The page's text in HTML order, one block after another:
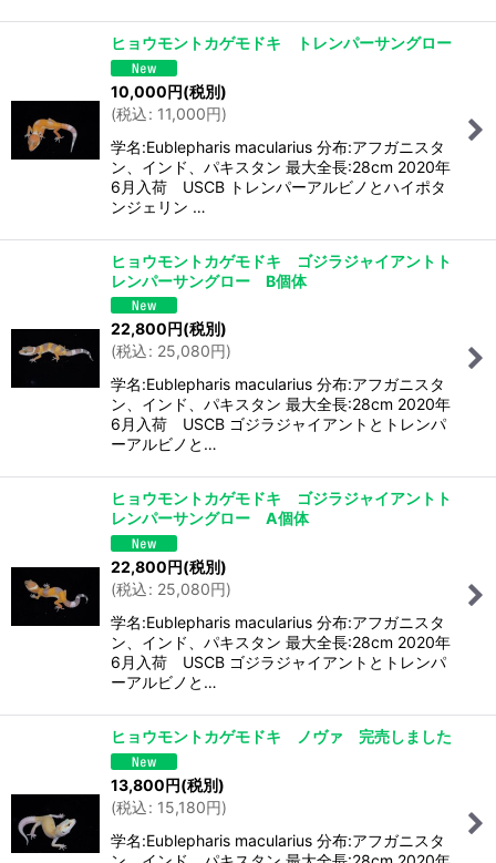
ヒョウモントカゲモドキ トレンパーサングロー
10,000円(税別)
(税込: 11,000円)
学名:Eublepharis macularius 分布:アフガニスタ
ン、インド、パキスタン 最大全長:28cm 2020年
6月入荷 USCB トレンパーアルビノとハイポタ
ンジェリン …
ヒョウモントカゲモドキ ゴジラジャイアントト
レンパーサングロー B個体
22,800円(税別)
(税込: 25,080円)
学名:Eublepharis macularius 分布:アフガニスタ
ン、インド、パキスタン 最大全長:28cm 2020年
6月入荷 USCB ゴジラジャイアントとトレンパ
ーアルビノと…
ヒョウモントカゲモドキ ゴジラジャイアントト
レンパーサングロー A個体
22,800円(税別)
(税込: 25,080円)
学名:Eublepharis macularius 分布:アフガニスタ
ン、インド、パキスタン 最大全長:28cm 2020年
6月入荷 USCB ゴジラジャイアントとトレンパ
ーアルビノと…
ヒョウモントカゲモドキ ノヴァ 完売しました
13,800円(税別)
(税込: 15,180円)
学名:Eublepharis macularius 分布:アフガニスタ